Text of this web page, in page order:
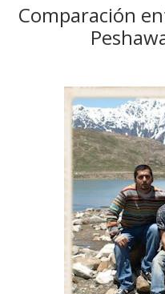
Comparación